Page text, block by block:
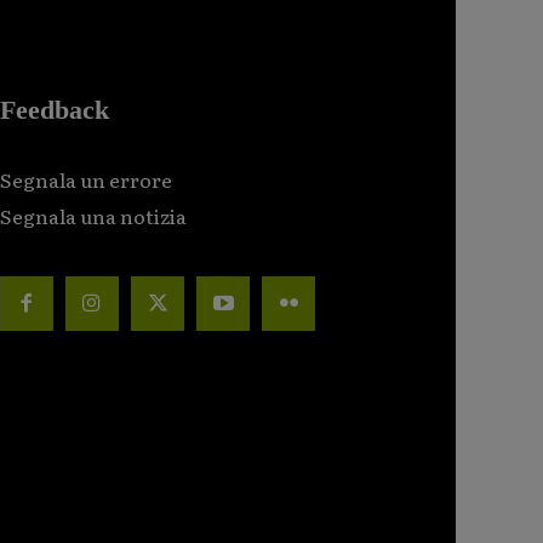
Feedback
Segnala un errore
Segnala una notizia